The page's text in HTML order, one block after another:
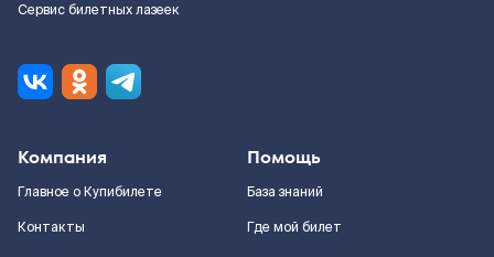
Сервис билетных лазеек
Компания
Главное о Купибилете
Контакты
Помощь
База знаний
Где мой билет